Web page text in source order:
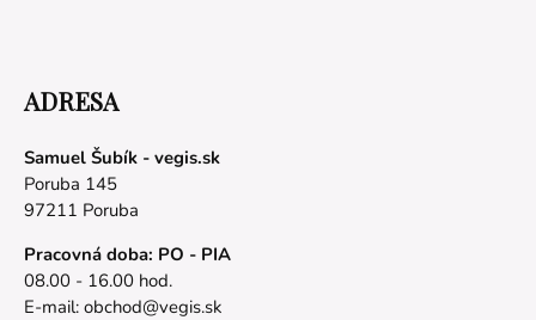
ADRESA
Samuel Šubík - vegis.sk
Poruba 145
97211 Poruba
Pracovná doba: PO - PIA
08.00 - 16.00 hod.
E-mail: obchod@vegis.sk